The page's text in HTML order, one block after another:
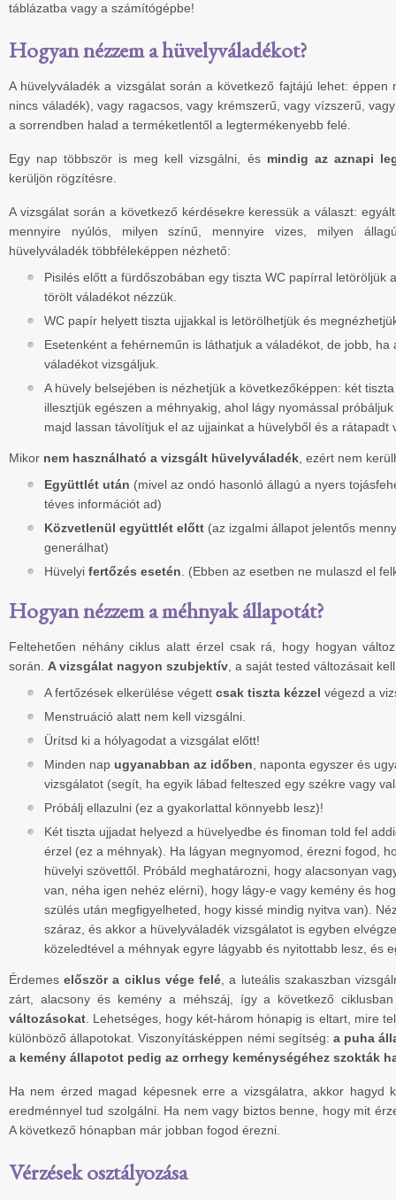
táblázatba vagy a számítógépbe!
Hogyan nézzem a hüvelyváladékot?
A hüvelyváladék a vizsgálat során a következő fajtájú lehet: éppen
nincs váladék), vagy ragacsos, vagy krémszerű, vagy vízszerű,
a sorrendben halad a terméketlentől a legtermékenyebb felé.
Egy nap többször is meg kell vizsgálni, és mindig az aznapi
kerüljön rögzítésre.
A vizsgálat során a következő kérdésekre keressük a választ:
mennyire nyúlós, milyen színű, mennyire vizes, milyen
hüvelyváladék többféleképpen nézhető:
Pisilés előtt a fürdőszobában egy tiszta WC papírral letöröljük
törölt váladékot nézzük.
WC papír helyett tiszta ujjakkal is letörölhetjük és
Esetenként a fehérneműn is láthatjuk a váladékot, de jobb,
váladékot vizsgáljuk.
A hüvely belsejében is nézhetjük a következőképpen: két
illesztjük egészen a méhnyakig, ahol lágy nyomással
majd lassan távolítjuk el az ujjainkat a hüvelyből és a rátapadt
Mikor nem használható a vizsgált hüvelyváladék , ezért nem
Együttlét után (mivel az ondó hasonló állagú a nyers
téves információt ad)
Közvetlenül együttlét előtt (az izgalmi állapot jelentős
generálhat)
Hüvelyi fertőzés esetén . (Ebben az esetben ne mulaszd el
Hogyan nézzem a méhnyak állapotát?
Feltehetően néhány ciklus alatt érzel csak rá, hogy hogyan
során. A vizsgálat nagyon szubjektív , a saját tested változásait
A fertőzések elkerülése végett csak tiszta kézzel végezd a
Menstruáció alatt nem kell vizsgálni.
Ürítsd ki a hólyagodat a vizsgálat előtt!
Minden nap ugyanabban az időben , naponta egyszer és
vizsgálatot (segít, ha egyik lábad felteszed egy székre vagy
Próbálj ellazulni (ez a gyakorlattal könnyebb lesz)!
Két tiszta ujjadat helyezd a hüvelyedbe és finoman told fel
érzel (ez a méhnyak). Ha lágyan megnyomod, érezni fogod,
hüvelyi szövettől. Próbáld meghatározni, hogy alacsonyan
van, néha igen nehéz elérni), hogy lágy-e vagy kemény és
szülés után megfigyelheted, hogy kissé mindig nyitva van).
száraz, és akkor a hüvelyváladék vizsgálatot is egyben
közeledtével a méhnyak egyre lágyabb és nyitottabb lesz, és
Érdemeselőször a ciklus vége felé , a luteális szakaszban
zárt, alacsony és kemény a méhszáj, így a következő
változásokat . Lehetséges, hogy két-három hónapig is eltart, mire
különböző állapotokat. Viszonyításképpen némi segítség: a puha
a kemény állapotot pedig az orrhegy keménységéhez szokták
Ha nem érzed magad képesnek erre a vizsgálatra, akkor hagyd
eredménnyel tud szolgálni. Ha nem vagy biztos benne, hogy mit
A következő hónapban már jobban fogod érezni.
Vérzések osztályozása